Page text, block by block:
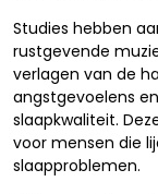
Studies hebben
rustgevende
verlagen van de
angstgevoelens
slaapkwaliteit.
voor mensen die
slaapproblemen.